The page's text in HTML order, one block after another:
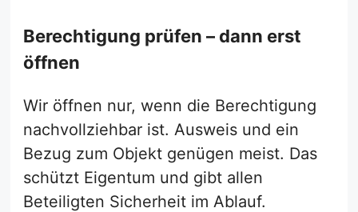
Berechtigung prüfen – dann erst
öffnen
Wir öffnen nur, wenn die Berechtigung
nachvollziehbar ist. Ausweis und ein
Bezug zum Objekt genügen meist. Das
schützt Eigentum und gibt allen
Beteiligten Sicherheit im Ablauf.